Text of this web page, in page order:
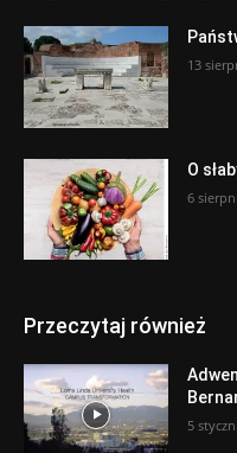
13
O
6
Przeczytaj również
5